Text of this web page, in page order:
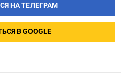
НА ТЕЛЕГРАМ
В GOOGLE